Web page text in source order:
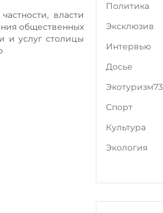
власти
общественных
и услуг столицы
Политика
Эксклюзив
Интервью
Досье
Экотуризм73
Cпорт
Культура
Экология